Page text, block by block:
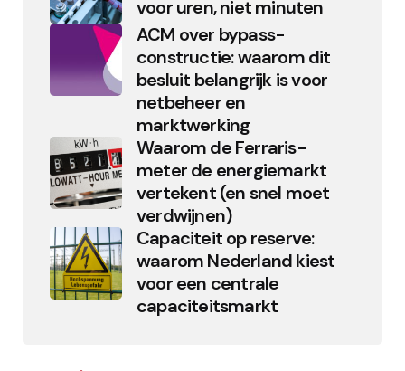
voor uren, niet minuten
ACM over bypass-
constructie: waarom dit
besluit belangrijk is voor
netbeheer en
marktwerking
Waarom de Ferraris-
meter de energiemarkt
vertekent (en snel moet
verdwijnen)
Capaciteit op reserve:
waarom Nederland kiest
voor een centrale
capaciteitsmarkt